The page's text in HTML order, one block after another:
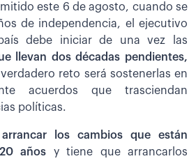
este 6 de agosto, cuando se
de independencia, el ejecutivo
debe iniciar de una vez las
llevan dos décadas pendientes,
reto será sostenerlas en
acuerdos que trasciendan
políticas.
los cambios que están
años y tiene que arrancarlos